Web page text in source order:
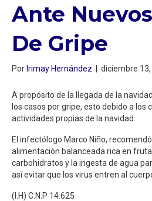
Ante
De Gripe
PorIrimay Hernández | diciembre
A propósito de la llegada de la
los casos por gripe, esto debido a los
actividades propias de la navidad.
El infectólogo Marco Niño,
alimentación balanceada rica en
carbohidratos y la ingesta de agua
así evitar que los virus entren al
(I.H) C.N.P 14.625